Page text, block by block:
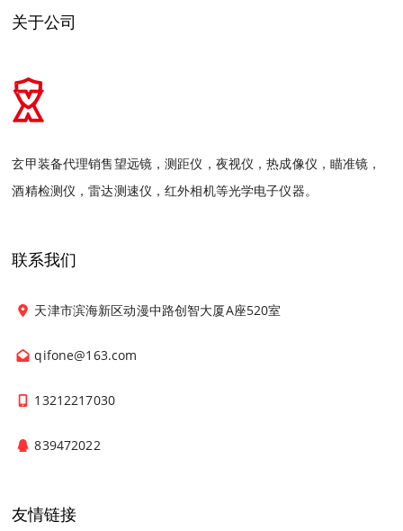
关于公司
玄甲装备代理销售望远镜，测距仪，夜视仪，热成像仪，瞄准镜，
酒精检测仪，雷达测速仪，红外相机等光学电子仪器。
联系我们
天津市滨海新区动漫中路创智大厦A座520室
qifone@163.com
13212217030
839472022
友情链接